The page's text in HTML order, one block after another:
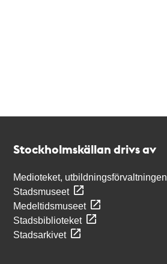
Stockholmskällan drivs av
Medioteket, utbildningsförvaltningen
Stadsmuseet
Medeltidsmuseet
Stadsbiblioteket
Stadsarkivet